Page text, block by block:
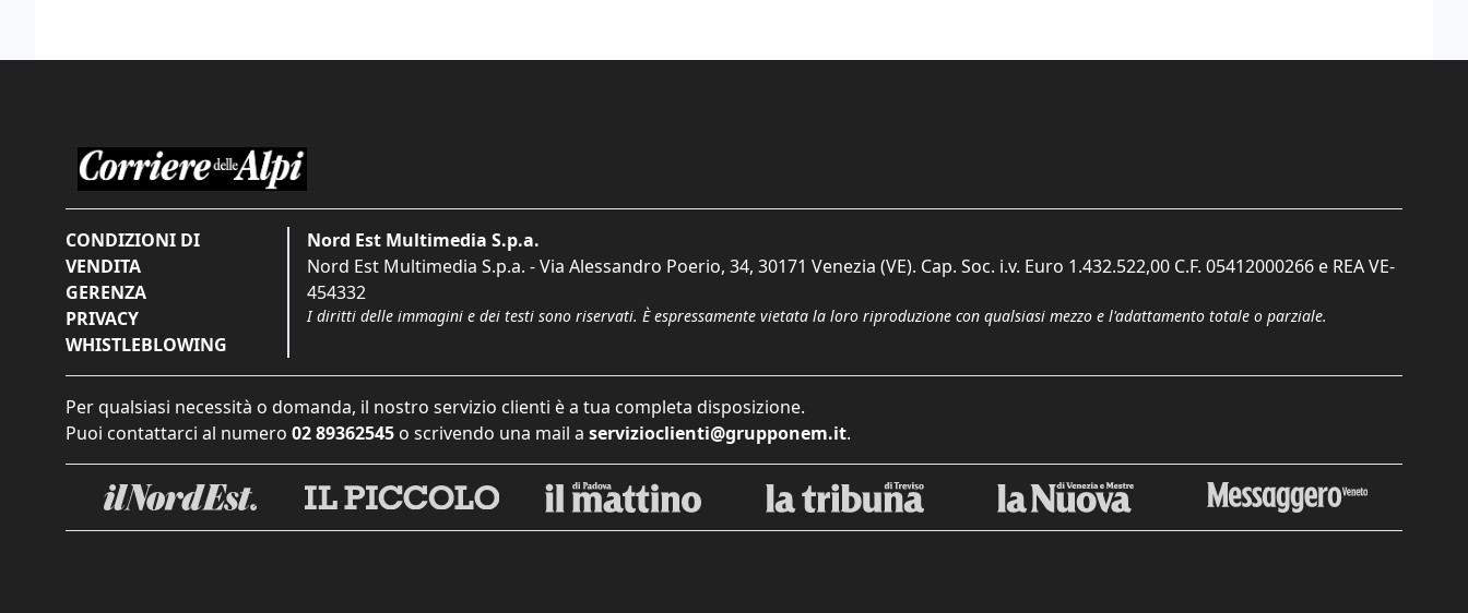
CONDIZIONI DI
VENDITA
GERENZA
PRIVACY
WHISTLEBLOWING
Nord Est Multimedia S.p.a.
Nord Est Multimedia S.p.a. - Via Alessandro Poerio, 34, 30171 Venezia (VE). Cap. Soc. i.v. Euro 1.432.522,00 C.F. 05412000266 e REA VE-
454332
I diritti delle immagini e dei testi sono riservati. È espressamente vietata la loro riproduzione con qualsiasi mezzo e l'adattamento totale o parziale.
Per qualsiasi necessità o domanda, il nostro servizio clienti è a tua completa disposizione.
Puoi contattarci al numero 02 89362545 o scrivendo una mail a servizioclienti@grupponem.it.